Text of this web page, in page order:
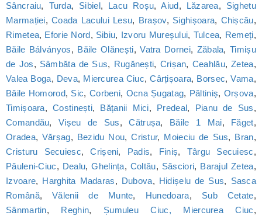
Sâncraiu, Turda, Sibiel, Lacu Roșu,Aiud, Lăzarea, Sighetu
Marmației,Coada Lacului Lesu, Brașov, Sighișoara, Chișcău,
Rimetea, Eforie Nord, Sibiu, Izvoru Mureșului, Tulcea, Remeți,
Băile Bálványos, Băile Olănești,Vatra Dornei, Zăbala,Timișu
de Jos, Sâmbăta de Sus, Rugănești, Crișan, Ceahlău,Zetea,
Valea Boga, Deva, Miercurea Ciuc,Cârțișoara, Borsec,Vama,
Băile Homorod, Sic, Corbeni, Ocna Șugatag, Păltiniș, Orșova,
Timișoara,Costinești, Bățanii Mici, Predeal, Pianu de Sus,
Comandău,Vișeu de Sus,Cătrușa, Băile 1 Mai, Făget,
Oradea, Vărșag, Bezidu Nou,Cristur, Moieciu de Sus, Bran,
Cristuru Secuiesc,Crișeni, Padis, Finiș, Târgu Secuiesc,
Păuleni-Ciuc, Dealu,Ghelința, Coltău, Săsciori, Barajul Zetea,
Izvoare, Harghita Madaras, Dubova, Hidișelu de Sus, Sasca
Română,Vălenii de Munte, Hunedoara, Sub Cetate,
Sânmartin, Reghin, Șumuleu Ciuc, Miercurea Ciuc,